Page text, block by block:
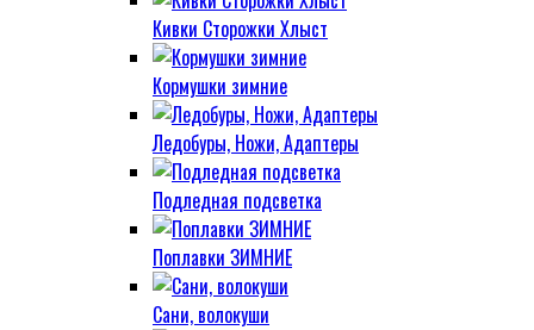
Кивки Сторожки Хлыст
Кормушки зимние
Ледобуры, Ножи, Адаптеры
Подледная подсветка
Поплавки ЗИМНИЕ
Сани, волокуши